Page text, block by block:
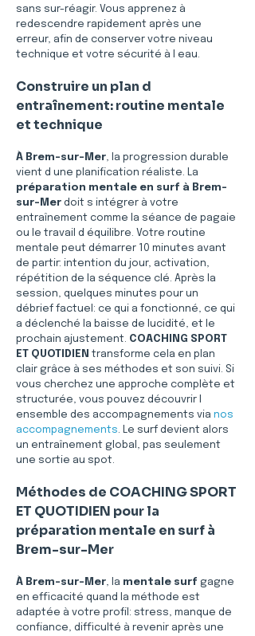
sans sur-réagir. Vous apprenez à
redescendre rapidement après une
erreur, afin de conserver votre niveau
technique et votre sécurité à l eau.
Construire un plan d
entraînement: routine mentale
et technique
À Brem-sur-Mer, la progression durable
vient d une planification réaliste. La
préparation mentale en surf à Brem-
sur-Mer doit s intégrer à votre
entraînement comme la séance de pagaie
ou le travail d équilibre. Votre routine
mentale peut démarrer 10 minutes avant
de partir: intention du jour, activation,
répétition de la séquence clé. Après la
session, quelques minutes pour un
débrief factuel: ce qui a fonctionné, ce qui
a déclenché la baisse de lucidité, et le
prochain ajustement. COACHING SPORT
ET QUOTIDIEN transforme cela en plan
clair grâce à ses méthodes et son suivi. Si
vous cherchez une approche complète et
structurée, vous pouvez découvrir l
ensemble des accompagnements via nos
accompagnements. Le surf devient alors
un entraînement global, pas seulement
une sortie au spot.
Méthodes de COACHING SPORT
ET QUOTIDIEN pour la
préparation mentale en surf à
Brem-sur-Mer
À Brem-sur-Mer, la mentale surf gagne
en efficacité quand la méthode est
adaptée à votre profil: stress, manque de
confiance, difficulté à revenir après une